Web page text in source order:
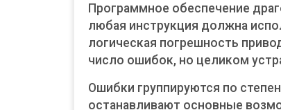
Программное обеспечение
любая инструкция должна
логическая погрешность
число ошибок, но целиком
Ошибки группируются по
останавливают основные